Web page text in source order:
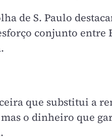
de S. Paulo
conjunto
que substitui a
o dinheiro que